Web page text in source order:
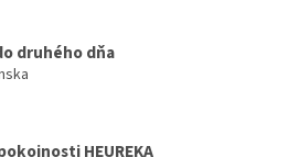
druhého dňa
HEUREKA